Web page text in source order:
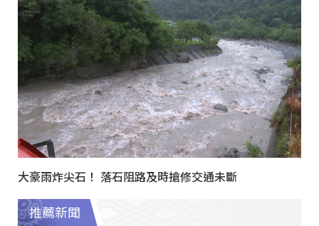
大豪雨炸尖石！ 落石阻路及時搶修交通未斷
推薦新聞